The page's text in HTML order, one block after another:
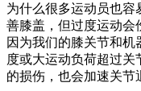
为什么很多运动员也容
善膝盖，但过度运动会
因为我们的膝关节和
度或大运动负荷超过关
的损伤，也会加速关节